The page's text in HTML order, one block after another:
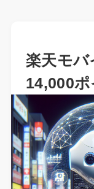
楽天モバ
14,000ポ